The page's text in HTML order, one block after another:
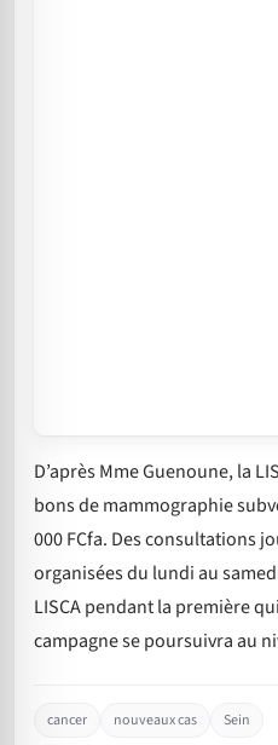
D’après Mme Guenoune, la
bons de mammographie
000 FCfa. Des consultations
organisées du lundi au
LISCA pendant la première
campagne se poursuivra au
cancer nouveaux cas Sein